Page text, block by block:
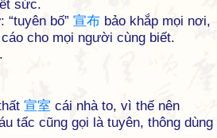
sức.
bố” 宣布 bảo khắp mọi nơi,
cáo cho mọi người cùng biết.
宣室 cái nhà to, vì thế nên
tấc cũng gọi là tuyên, thông dùng